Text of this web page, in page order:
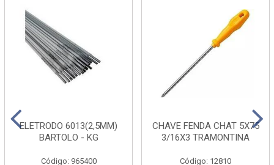
ELETRODO 6013(2,5MM)
BARTOLO - KG
Código: 965400
CHAVE FENDA CHAT 5X75
3/16X3 TRAMONTINA
Código: 12810